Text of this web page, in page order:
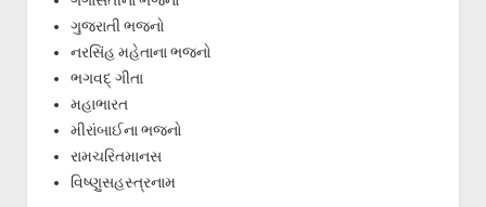
ગુજરાતી ભજનો
નરસિંહ મહેતાના ભજનો
ભગવદ્ ગીતા
મહાભારત
મીરાંબાઈના ભજનો
રામચરિતમાનસ
વિષ્ણુસહસ્ત્રનામ